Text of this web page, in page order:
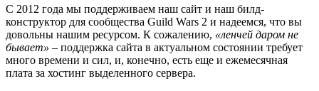
С 2012 года мы поддерживаем наш сайт и наш билд-
конструктор для сообщества Guild Wars 2 и надеемся, что вы
довольны нашим ресурсом. К сожалению, «ленчей даром не
бывает» – поддержка сайта в актуальном состоянии требует
много времени и сил, и, конечно, есть еще и ежемесячная
плата за хостинг выделенного сервера.